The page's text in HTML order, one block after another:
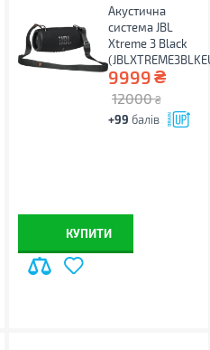
Акустична
система JBL
Xtreme 3 Black
9999₴
12000 ₴
+99 балів
КУПИТИ